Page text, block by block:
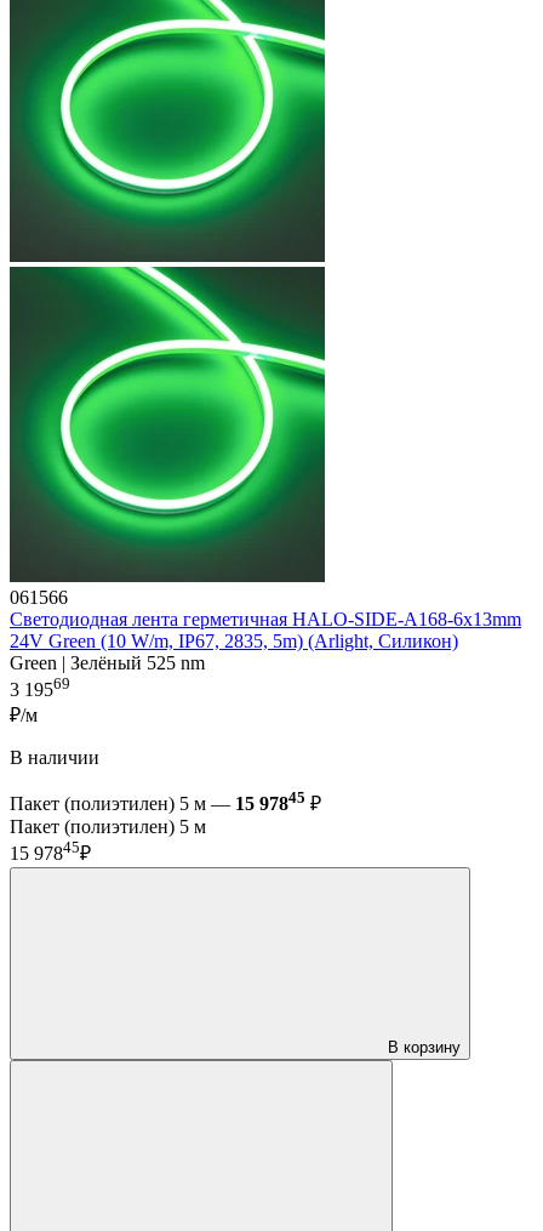
061566
Светодиодная лента герметичная HALO-SIDE-A168-6x13mm
24V Green (10 W/m, IP67, 2835, 5m) (Arlight, Силикон)
Green | Зелёный 525 nm
3 19569
₽/м
В наличии
Пакет (полиэтилен) 5 м — 15 97845 ₽
Пакет (полиэтилен) 5 м
15 97845₽
В корзину